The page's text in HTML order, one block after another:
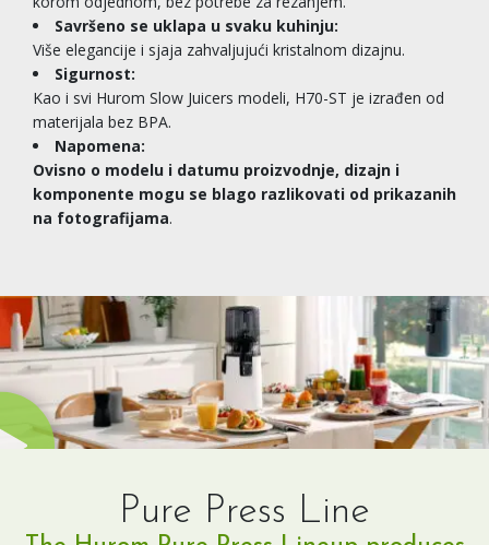
Savršeno se uklapa u svaku kuhinju:
Više elegancije i sjaja zahvaljujući kristalnom dizajnu.
Sigurnost:
Kao i svi Hurom Slow Juicers modeli, H70-ST je izrađen od
materijala bez BPA.
Napomena:
Ovisno o modelu i datumu proizvodnje, dizajn i
komponente mogu se blago razlikovati od prikazanih
na fotografijama.
Pure Press Line